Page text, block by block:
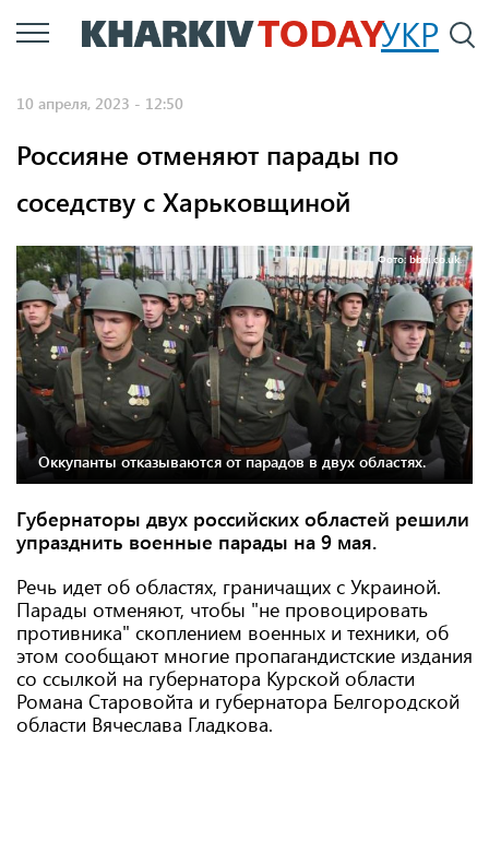
Перейти
к
УКР
10 апреля, 2023 - 12:50
Россияне отменяют парады по
соседству с Харьковщиной
Фото: bbci.co.uk.
Оккупанты отказываются от парадов в двух областях.
Губернаторы двух российских областей решили
упразднить военные парады на 9 мая.
Речь идет об областях, граничащих с Украиной.
Парады отменяют, чтобы "не провоцировать
противника" скоплением военных и техники, об
этом сообщают многие пропагандистские издания
со ссылкой на губернатора Курской области
Романа Старовойта и губернатора Белгородской
области Вячеслава Гладкова.